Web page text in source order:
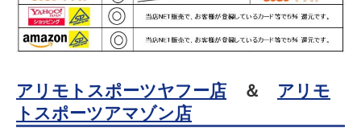
アリモトスポーツヤフー店 ＆ アリモ
トスポーツアマゾン店